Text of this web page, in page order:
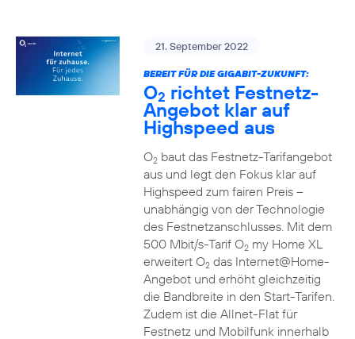
21. September 2022
BEREIT FÜR DIE GIGABIT-ZUKUNFT:
O2 richtet Festnetz-
Angebot klar auf
Highspeed aus
O2baut das Festnetz-Tarifangebot
aus und legt den Fokus klar auf
Highspeed zum fairen Preis –
unabhängig von der Technologie
des Festnetzanschlusses. Mit dem
500 Mbit/s-Tarif O2my Home XL
erweitert O2das Internet@Home-
Angebot und erhöht gleichzeitig
die Bandbreite in den Start-Tarifen.
Zudem ist die Allnet-Flat für
Festnetz und Mobilfunk innerhalb